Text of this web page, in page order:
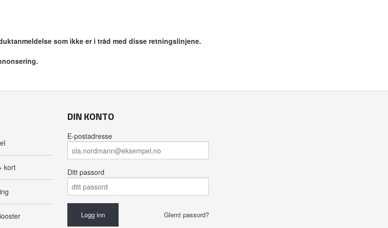
som ikke er i tråd med disse retningslinjene.
kort
DIN KONTO
E-postadresse
Ditt passord
Glemt passord?